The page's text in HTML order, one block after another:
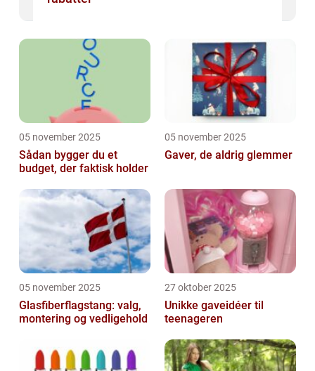
05 november 2025
Sådan bygger du et
budget, der faktisk holder
05 november 2025
Gaver, de aldrig glemmer
05 november 2025
Glasfiberflagstang: valg,
montering og vedligehold
27 oktober 2025
Unikke gaveidéer til
teenageren